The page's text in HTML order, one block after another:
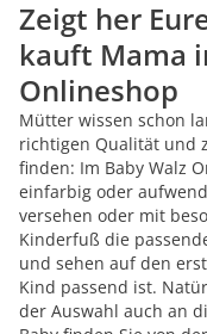
Zeigt her
kauft Mama
Onlineshop
Mütter wissen schon
richtigen Qualität und
finden: Im Baby Walz
einfarbig oder
versehen oder mit
Kinderfuß die
und sehen auf den
Kind passend ist.
der Auswahl auch an